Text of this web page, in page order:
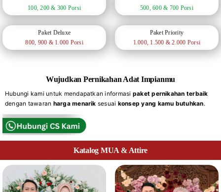
100, 200 & 300 Porsi
500, 600 & 700 Porsi
Paket Deluxe
800, 900 & 1.000 Porsi
Paket Priority
1.000, 1.500 & 2.000 Porsi
Wujudkan Pernikahan Adat Impianmu
Hubungi kami untuk mendapatkan informasi paket pernikahan terbaik
dengan tawaran harga menarik sesuai konsep yang kamu butuhkan.
Katalog MUA & Attire